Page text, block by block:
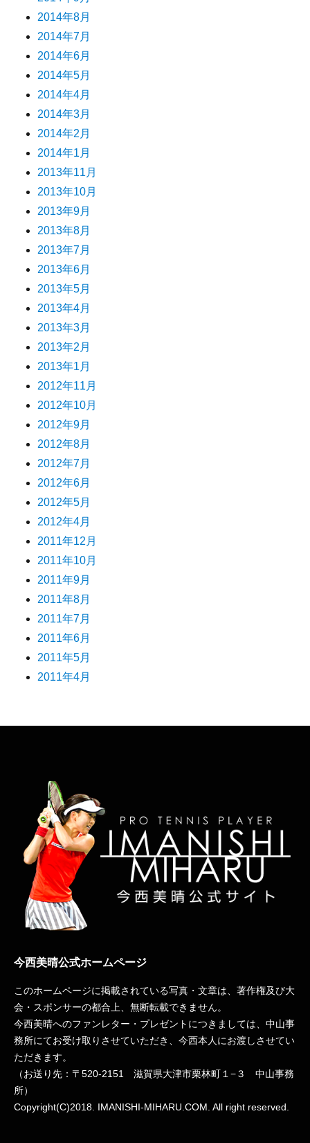
2014年8月
2014年7月
2014年6月
2014年5月
2014年4月
2014年3月
2014年2月
2014年1月
2013年11月
2013年10月
2013年9月
2013年8月
2013年7月
2013年6月
2013年5月
2013年4月
2013年3月
2013年2月
2013年1月
2012年11月
2012年10月
2012年9月
2012年8月
2012年7月
2012年6月
2012年5月
2012年4月
2011年12月
2011年10月
2011年9月
2011年8月
2011年7月
2011年6月
2011年5月
2011年4月
今西美晴公式ホームページ
このホームページに掲載されている写真・文章は、著作権及び大
会・スポンサーの都合上、無断転載できません。
今西美晴へのファンレター・プレゼントにつきましては、中山事
務所にてお受け取りさせていただき、今西本人にお渡しさせてい
ただきます。
（お送り先：〒 520-2151 滋賀県大津市栗林町１−３ 中山事務
所）
Copyright(C)2018. IMANISHI-MIHARU.COM. All right reserved.